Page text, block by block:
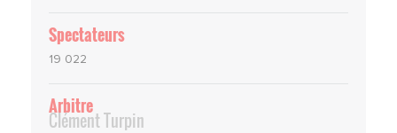
Spectateurs
19 022
Arbitre
Clément Turpin